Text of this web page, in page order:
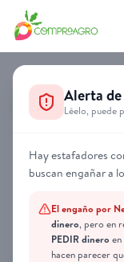
Alerta
Léelo, puede
Hay estafadores
buscan engañar a
El engaño por
dinero, pero en
PEDIR dinero
hacen parecer